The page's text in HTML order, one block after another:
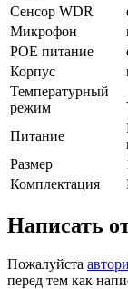
Сенсор WDR
Микрофон
POE питание
Корпус
Температурный
режим
Питание
Размер
Комплектация
Написать
Пожалуйста
перед тем как